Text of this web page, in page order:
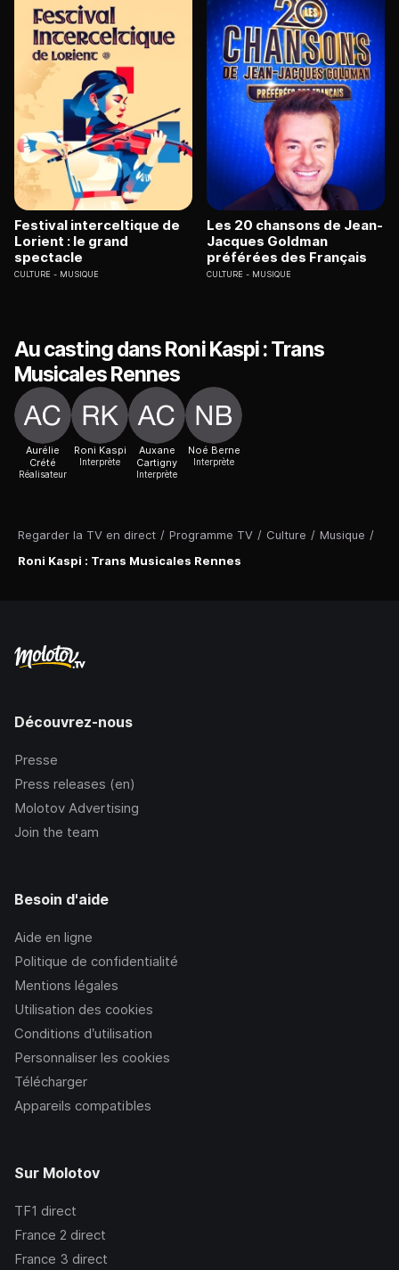
Regarder la TV en direct / Programme TV / Culture / Musique /
Roni Kaspi : Trans Musicales Rennes
Festival interceltique de
Lorient : le grand
spectacle
CULTURE MUSIQUE
Les 20 chansons de Jean-
Jacques Goldman
préférées des Français
CULTURE MUSIQUE
Au casting dans Roni Kaspi : Trans
Musicales Rennes
Aurélie
Crété
Réalisateur
Roni Kaspi
Interprète
Auxane
Cartigny
Interprète
Noé Berne
Interprète
Découvrez-nous
Presse
Press releases (en)
Molotov Advertising
Join the team
Besoin d'aide
Aide en ligne
Politique de confidentialité
Mentions légales
Utilisation des cookies
Conditions d’utilisation
Personnaliser les cookies
Télécharger
Appareils compatibles
Sur Molotov
TF1 direct
France 2 direct
France 3 direct